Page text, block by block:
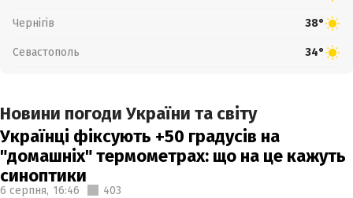
Чернігів 38°
Севастополь 34°
Новини погоди України та світу
Українці фіксують +50 градусів на
"домашніх" термометрах: що на це кажуть
синоптики
6 серпня, 16:46 403